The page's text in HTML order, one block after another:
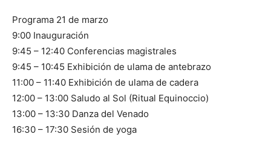
Programa 21 de marzo
9:00 Inauguración
9:45 – 12:40 Conferencias magistrales
9:45 – 10:45 Exhibición de ulama de antebrazo
11:00 – 11:40 Exhibición de ulama de cadera
12:00 – 13:00 Saludo al Sol (Ritual Equinoccio)
13:00 – 13:30 Danza del Venado
16:30 – 17:30 Sesión de yoga